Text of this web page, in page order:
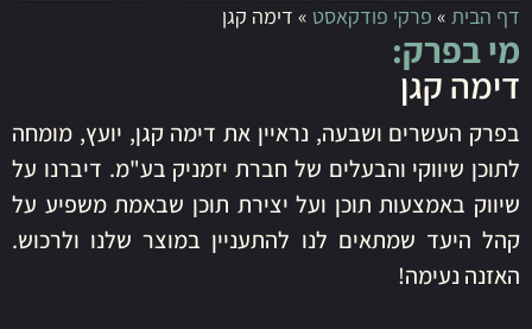
דף הבית»פרקי פודקאסט»דימה קגן
מי בפרק:
דימה קגן
בפרק העשרים ושבעה, נראיין את דימה קגן, יועץ, מומחה
לתוכן שיווקי והבעלים של חברת יזמניק בע"מ. דיברנו על
שיווק באמצעות תוכן ועל יצירת תוכן שבאמת משפיע על
קהל היעד שמתאים לנו להתעניין במוצר שלנו ולרכוש.
האזנה נעימה!